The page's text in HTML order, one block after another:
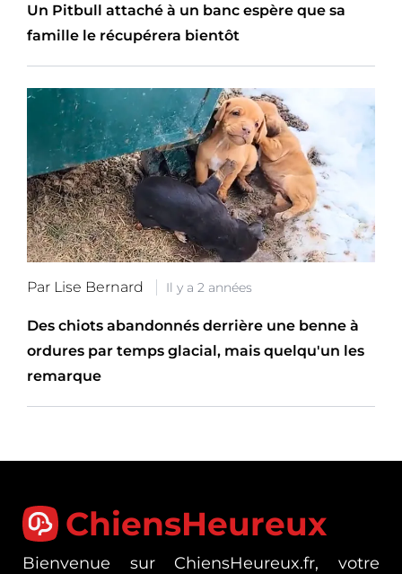
Un Pitbull attaché à un banc espère que sa
famille le récupérera bientôt
Par Lise Bernard Il y a 2 années
Des chiots abandonnés derrière une benne à
ordures par temps glacial, mais quelqu'un les
remarque
ChiensHeureux
Bienvenue sur ChiensHeureux.fr, votre